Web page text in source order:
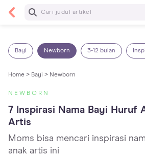
Baca Selanjutnya
Bayi Newborn 3-12 bulan
Home > Bayi > Newborn
NEWBORN
7 Inspirasi Nama Bayi Huruf
Artis
Moms bisa mencari inspirasi
anak artis ini